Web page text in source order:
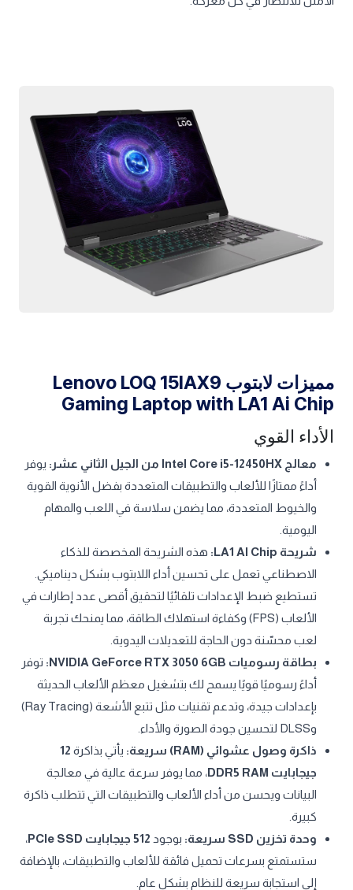
مميزات لابتوب Lenovo LOQ 15IAX9
Gaming Laptop with LA1 Ai Chip
الأداء القوي
معالج Intel Core i5-12450HX من الجيل الثاني عشر:
يوفر
أداءً ممتازًا للألعاب والتطبيقات المتعددة بفضل الأنوية القوية
والخيوط المتعددة، مما يضمن سلاسة في اللعب والمهام
اليومية.
شريحة LA1 AI Chip:
هذه الشريحة المخصصة للذكاء
الاصطناعي تعمل على تحسين أداء اللابتوب بشكل ديناميكي.
تستطيع ضبط الإعدادات تلقائيًا لتحقيق أقصى عدد إطارات في
الألعاب (FPS) وكفاءة استهلاك الطاقة، مما يمنحك تجربة
لعب محسّنة دون الحاجة للتعديلات اليدوية.
بطاقة رسوميات NVIDIA GeForce RTX 3050 6GB:
توفر
أداءً رسوميًا قويًا يسمح لك بتشغيل معظم الألعاب الحديثة
بإعدادات جيدة، وتدعم تقنيات مثل تتبع الأشعة (Ray Tracing)
وDLSS لتحسين جودة الصورة والأداء.
ذاكرة وصول عشوائي (RAM) سريعة:
يأتي بذاكرة 12
جيجابايت DDR5 RAM
، مما يوفر سرعة عالية في معالجة
البيانات ويحسن من أداء الألعاب والتطبيقات التي تتطلب ذاكرة
كبيرة.
وحدة تخزين SSD سريعة:
بوجود 512 جيجابايت PCIe SSD
،
ستستمتع بسرعات تحميل فائقة للألعاب والتطبيقات، بالإضافة
إلى استجابة سريعة للنظام بشكل عام.